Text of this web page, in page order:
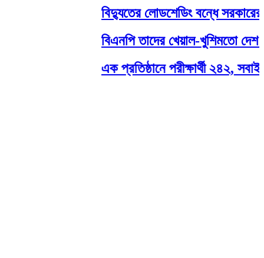
বিদ্যুতের লোডশেডিং বন্ধে সরকারের
বিএনপি তাদের খেয়াল-খুশিমতো দেশ
এক প্রতিষ্ঠানে পরীক্ষার্থী ২৪২,